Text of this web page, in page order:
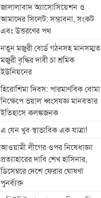
জালালাবাদ অ্যাসোসিয়েশন ও
আমাদের সিলেট: সম্ভাবনা, সংকট
এবং উত্তরণের পথ
নতুন মজুরী বোর্ড গঠনসহ মানসম্মত
মজুরী বৃদ্ধির দাবী চা শ্রমিক
ইউনিয়নের
হিরোশিমা দিবস: পারমাণবিক বোমা
নিক্ষেপে ভয়াল ধ্বংসযজ্ঞ মানবতার
ইতিহাসে কলঙ্কজনক
এ যেন খুব স্বাভাবিক এক যাত্রা!
আওয়ামী লীগের ওপর নিষেধাজ্ঞা
প্রত্যাহারের দাবি শেখ হাসিনার,
ডিসেম্বরে দেশে ফেরার ঘোষণা
পুনর্ব্যক্ত